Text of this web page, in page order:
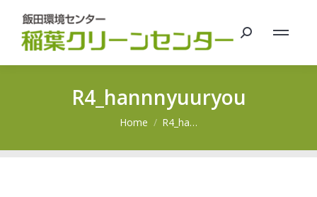
Search:
R4_hannnyuuryou
You are here:
Home R4_ha…